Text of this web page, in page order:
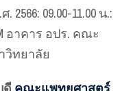
09.00-11.00 น.:
M อาคาร อปร. คณะ
ทยาลัย